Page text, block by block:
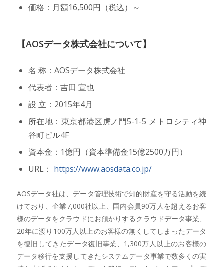
価格：月額16,500円（税込）～
【AOSデータ株式会社について】
名 称：AOSデータ株式会社
代表者：吉田 宣也
設 立：2015年4月
所在地：東京都港区虎ノ門5-1-5 メトロシティ神
谷町ビル4F
資本金：1億円（資本準備金15億2500万円）
URL： https://www.aosdata.co.jp/
AOSデータ社は、データ管理技術で知的財産を守る活動を続
けており、企業7,000社以上、国内会員90万人を超えるお客
様のデータをクラウドにお預かりするクラウドデータ事業、
20年に渡り100万人以上のお客様の無くしてしまったデータ
を復旧してきたデータ復旧事業、1,300万人以上のお客様の
データ移行を支援してきたシステムデータ事業で数多くの実